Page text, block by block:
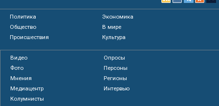
Политика
Экономика
Общество
В мире
Происшествия
Культура
Видео
Опросы
Фото
Персоны
Мнения
Регионы
Медиацентр
Интервью
Колумнисты